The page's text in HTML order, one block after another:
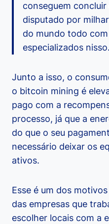
conseguem
disputado por
do mundo todo
especializados nisso.
Junto a isso, o
o bitcoin mining é
pago com a
processo, já que a
do que o seu
necessário deixar os
ativos.
Esse é um dos
das empresas que
escolher locais com a